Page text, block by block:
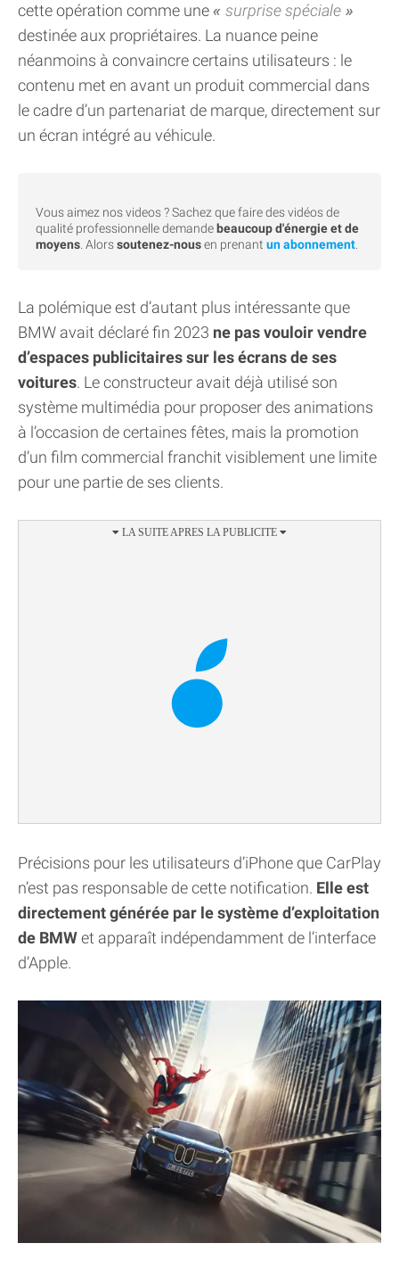
cette opération comme une
surprise spéciale
destinée aux propriétaires. La nuance peine
néanmoins à convaincre certains utilisateurs : le
contenu met en avant un produit commercial dans
le cadre d’un partenariat de marque, directement sur
un écran intégré au véhicule.
Vous aimez nos videos ? Sachez que faire des vidéos de
qualité professionnelle demande beaucoup d'énergie et de
moyens . Alorssoutenez-nousen prenant un abonnement
La polémique est d’autant plus intéressante que
BMW avait déclaré fin 2023 ne pas vouloir vendre
d’espaces publicitaires sur les écrans de ses
voitures. Le constructeur avait déjà utilisé son
système multimédia pour proposer des animations
à l’occasion de certaines fêtes, mais la promotion
d’un film commercial franchit visiblement une limite
pour une partie de ses clients.
Précisions pour les utilisateurs d’iPhone que CarPlay
n’est pas responsable de cette notification. Elle est
directement générée par le système d’exploitation
de BMWet apparaît indépendamment de l’interface
d’Apple.